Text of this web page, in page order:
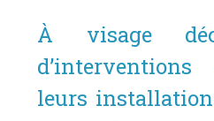
À visage
leurs